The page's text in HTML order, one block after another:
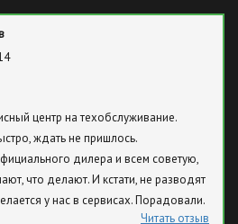
центр на техобслуживание.
ждать не пришлось.
дилера и всем советую,
что делают. И кстати, не разводят
у нас в сервисах. Порадовали.
Читать отзыв